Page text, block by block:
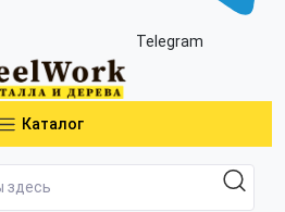
Telegram
Каталог